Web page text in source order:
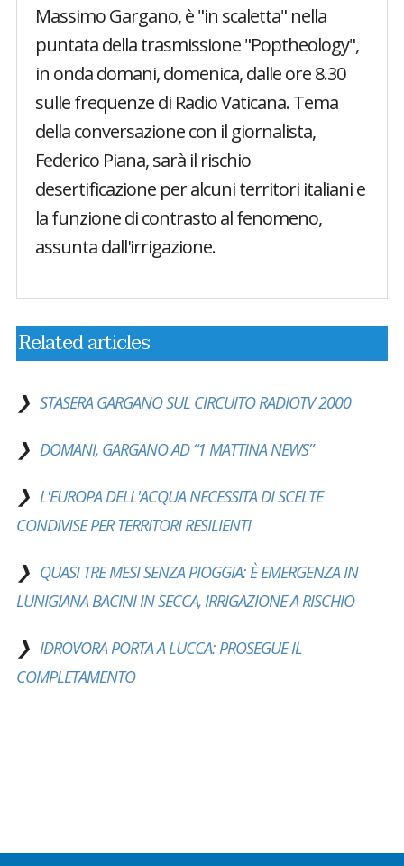
Massimo Gargano, è "in scaletta" nella
puntata della trasmissione "Poptheology",
in onda domani, domenica, dalle ore 8.30
sulle frequenze di Radio Vaticana. Tema
della conversazione con il giornalista,
Federico Piana, sarà il rischio
desertificazione per alcuni territori italiani e
la funzione di contrasto al fenomeno,
assunta dall'irrigazione.
Related articles
STASERA GARGANO SUL CIRCUITO RADIOTV 2000
DOMANI, GARGANO AD “1 MATTINA NEWS”
L'EUROPA DELL'ACQUA NECESSITA DI SCELTE
CONDIVISE PER TERRITORI RESILIENTI
QUASI TRE MESI SENZA PIOGGIA: È EMERGENZA IN
LUNIGIANA BACINI IN SECCA, IRRIGAZIONE A RISCHIO
IDROVORA PORTA A LUCCA: PROSEGUE IL
COMPLETAMENTO